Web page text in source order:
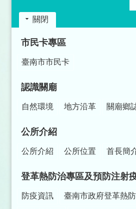
關閉
市民卡專區
臺南市市民卡
認識關廟
自然環境 地方沿革 關廟鄉
公所介紹
公所介紹 公所位置 首長簡
登革熱防治專區及預防注射
防疫資訊 臺南市政府登革熱